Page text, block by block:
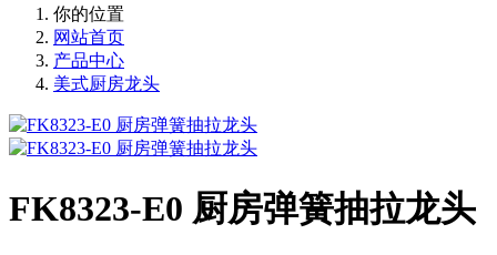
你的位置
网站首页
产品中心
美式厨房龙头
FK8323-E0 厨房弹簧抽拉龙头